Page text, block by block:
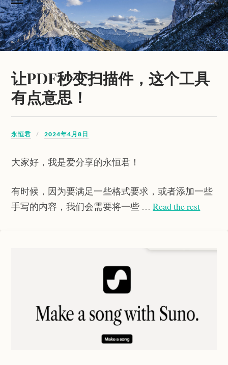
让PDF秒变扫描件，这个工具
有点意思！
永恒君 2024年4月8日
大家好，我是爱分享的永恒君！
有时候，因为要满足一些格式要求，或者添加一些
手写的内容，我们会需要将一些 …Read the rest